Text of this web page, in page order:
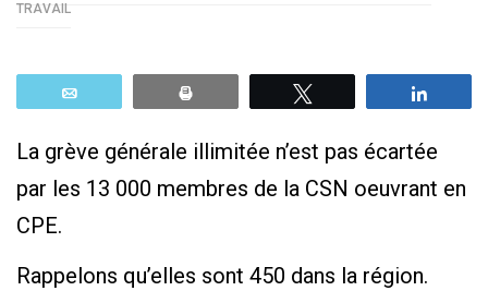
TRAVAIL
La grève générale illimitée n’est pas écartée
par les 13 000 membres de la CSN oeuvrant en
CPE.
Rappelons qu’elles sont 450 dans la région.